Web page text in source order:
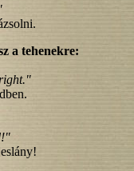
a tehenekre: